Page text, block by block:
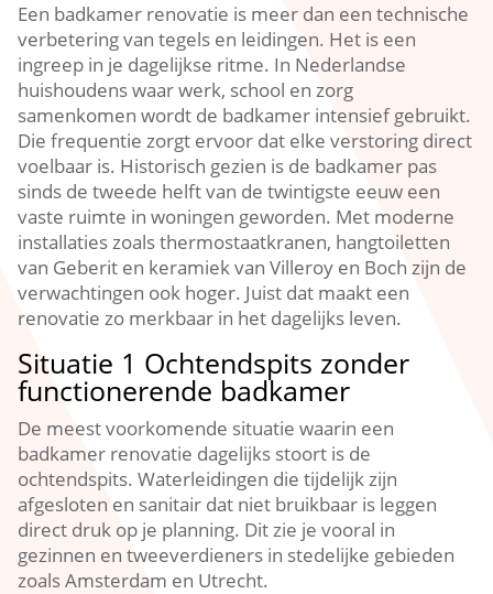
Een badkamer renovatie is meer dan een technische
verbetering van tegels en leidingen.​ Het is een
ingreep in je dagelijkse ritme.​ In Nederlandse
huishoudens waar werk, school en zorg
samenkomen wordt de badkamer intensief gebruikt.​
Die frequentie zorgt ervoor dat elke verstoring direct
voelbaar is.​ Historisch gezien is de badkamer pas
sinds de tweede helft van de twintigste eeuw een
vaste ruimte in woningen geworden.​ Met moderne
installaties zoals thermostaatkranen, hangtoiletten
van Geberit en keramiek van Villeroy en Boch zijn de
verwachtingen ook hoger.​ Juist dat maakt een
renovatie zo merkbaar in het dagelijks leven.​
Situatie 1 Ochtendspits zonder
functionerende badkamer
De meest voorkomende situatie waarin een
badkamer renovatie dagelijks stoort is de
ochtendspits.​ Waterleidingen die tijdelijk zijn
afgesloten en sanitair dat niet bruikbaar is leggen
direct druk op je planning.​ Dit zie je vooral in
gezinnen en tweeverdieners in stedelijke gebieden
zoals Amsterdam en Utrecht.​